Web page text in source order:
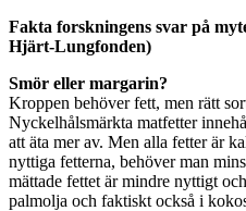
Fakta forskningens svar på
Hjärt-Lungfonden)
Smör eller margarin?
Kroppen behöver fett, men rätt
Nyckelhålsmärkta matfetter
att äta mer av. Men alla fetter är
nyttiga fetterna, behöver man
mättade fettet är mindre nyttigt
palmolja och faktiskt också i